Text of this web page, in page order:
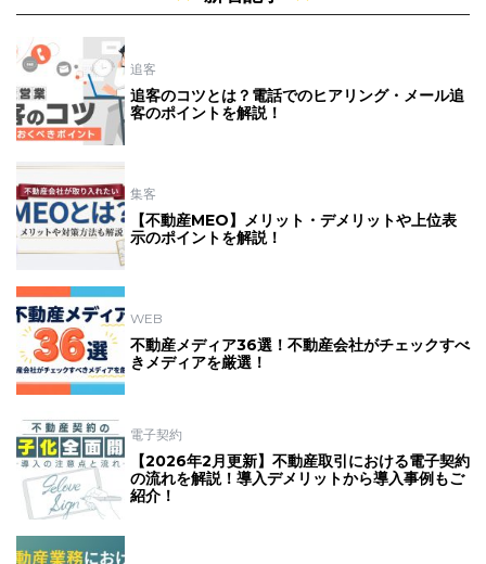
追客
追客のコツとは？電話でのヒアリング・メール追
客のポイントを解説！
集客
【不動産MEO】メリット・デメリットや上位表
示のポイントを解説！
WEB
不動産メディア36選！不動産会社がチェックすべ
きメディアを厳選！
電子契約
【2026年2月更新】不動産取引における電子契約
の流れを解説！導入デメリットから導入事例もご
紹介！